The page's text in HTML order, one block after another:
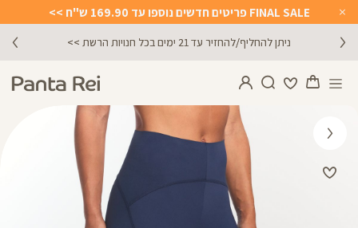
Close
Timer
FINAL SALE פריטים חדשים נוספו עד 169.90 ש"ח >>
ניתן להחליף/להחזיר עד 21 ימים בכל חנויות הרשת >>